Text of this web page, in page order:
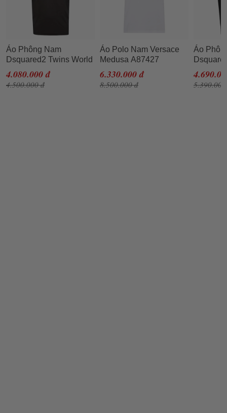
Áo Phông Nam
Dsquared2 Twins World
Tour T-Shirt
S79GC0008S22427900
Màu Đen Size 44
4.080.000 đ
4.500.000 đ
Áo Polo Nam Versace
Medusa A87427
A237141 2W110 Màu
Trắng Size XS
6.330.000 đ
8.500.000 đ
Áo
Shirt
Màu